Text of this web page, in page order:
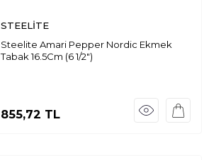
STEELİTE
Steelite Amari Pepper Nordic Ekmek
Tabak 16.5Cm (6 1/2")
855,72 TL